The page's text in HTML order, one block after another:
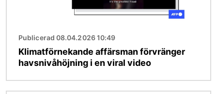
Publicerad 08.04.2026 10:49
Klimatförnekande affärsman förvränger
havsnivåhöjning i en viral video